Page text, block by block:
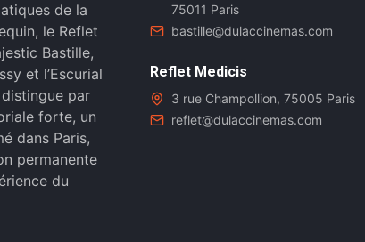
de la
le Reflet
Bastille,
et l’Escurial
par
forte, un
dans Paris,
permanente
du
75011 Paris
bastille@dulaccinemas.com
Reflet Medicis
3 rue Champollion, 75005 Paris
reflet@dulaccinemas.com